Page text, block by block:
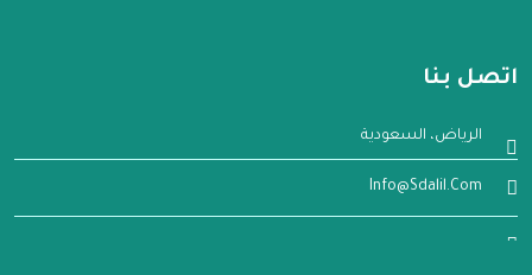
اتصل بنا
الرياض، السعودية
Info@sdalil.com